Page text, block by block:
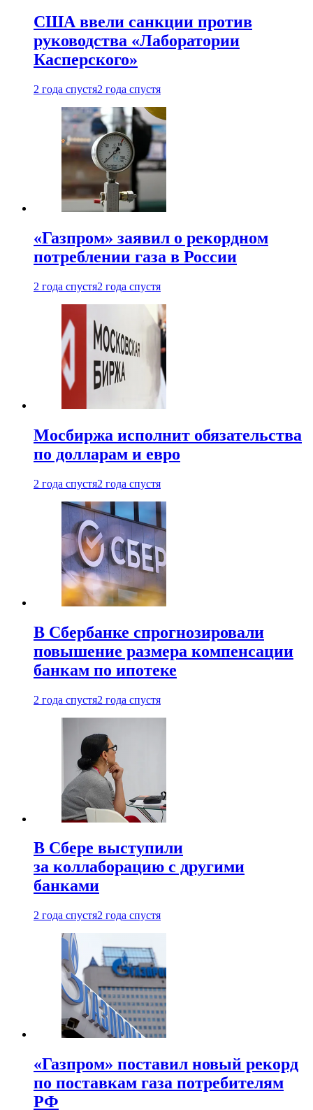
США ввели санкции против
руководства «Лаборатории
Касперского»
2 года спустя2 года спустя
«Газпром» заявил о рекордном
потреблении газа в России
2 года спустя2 года спустя
Мосбиржа исполнит обязательства
по долларам и евро
2 года спустя2 года спустя
В Сбербанке спрогнозировали
повышение размера компенсации
банкам по ипотеке
2 года спустя2 года спустя
В Сбере выступили
за коллаборацию с другими
банками
2 года спустя2 года спустя
«Газпром» поставил новый рекорд
по поставкам газа потребителям
РФ